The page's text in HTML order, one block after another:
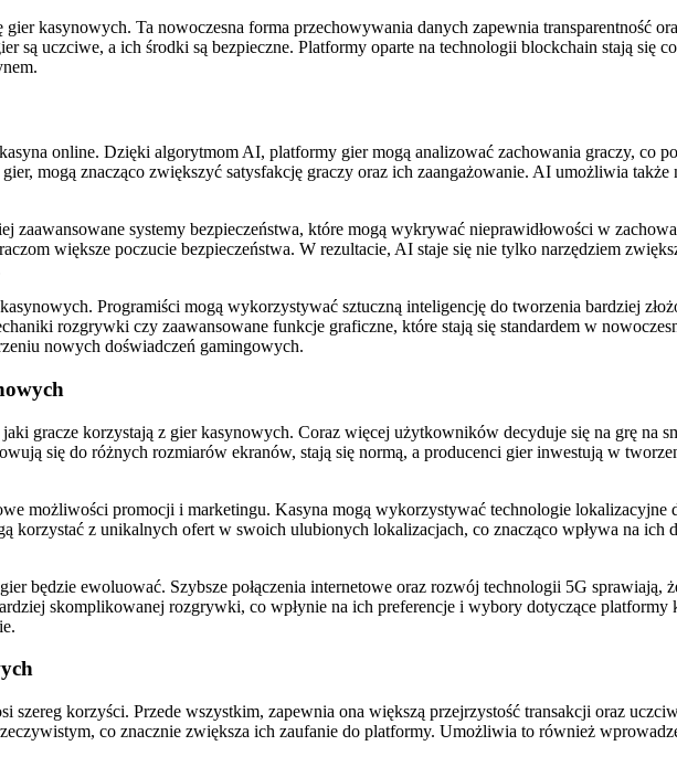
kasynowych. Ta nowoczesna forma przechowywania danych zapewnia transparentność
są uczciwe, a ich środki są bezpieczne. Platformy oparte na technologii blockchain stają się
online. Dzięki algorytmom AI, platformy gier mogą analizować zachowania graczy, co
mogą znacząco zwiększyć satysfakcję graczy oraz ich zaangażowanie. AI umożliwia
zaawansowane systemy bezpieczeństwa, które mogą wykrywać nieprawidłowości w
większe poczucie bezpieczeństwa. W rezultacie, AI staje się nie tylko narzędziem
Programiści mogą wykorzystywać sztuczną inteligencję do tworzenia bardziej
rozgrywki czy zaawansowane funkcje graficzne, które stają się standardem w
nowych doświadczeń gamingowych.
gracze korzystają z gier kasynowych. Coraz więcej użytkowników decyduje się na grę na
się do różnych rozmiarów ekranów, stają się normą, a producenci gier inwestują w
możliwości promocji i marketingu. Kasyna mogą wykorzystywać technologie lokalizacyjne
korzystać z unikalnych ofert w swoich ulubionych lokalizacjach, co znacząco wpływa na ich
będzie ewoluować. Szybsze połączenia internetowe oraz rozwój technologii 5G sprawiają,
skomplikowanej rozgrywki, co wpłynie na ich preferencje i wybory dotyczące
korzyści. Przede wszystkim, zapewnia ona większą przejrzystość transakcji oraz
co znacznie zwiększa ich zaufanie do platformy. Umożliwia to również